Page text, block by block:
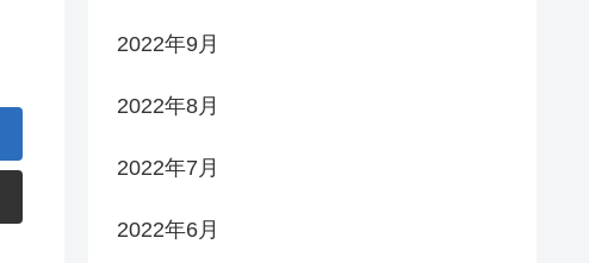
2022年9月
2022年8月
2022年7月
2022年6月